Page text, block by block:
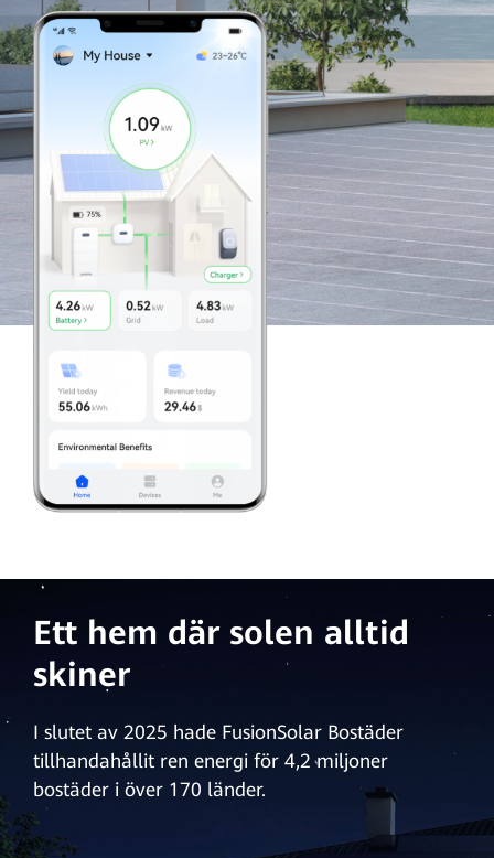
Ett hem där solen alltid
skiner
I slutet av 2025 hade FusionSolar Bostäder
tillhandahållit ren energi för 4,2 miljoner
bostäder i över 170 länder.